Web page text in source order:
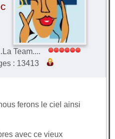
Team....
: 13413
ferons le ciel ainsi
avec ce vieux